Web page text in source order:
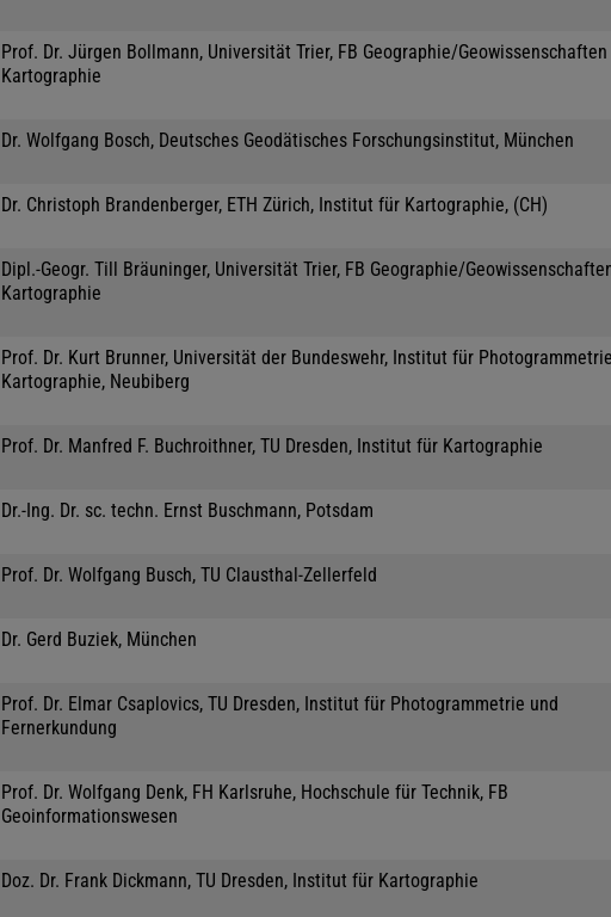
Prof. Dr. Jürgen Bollmann, Universität Trier, FB Geographie/
Kartographie
Dr. Wolfgang Bosch, Deutsches Geodätisches Forschungsinstitut, München
Dr. Christoph Brandenberger, ETH Zürich, Institut für Kartographie, (CH)
Dipl.-Geogr. Till Bräuninger, Universität Trier, FB Geographie/
Kartographie
Prof. Dr. Kurt Brunner, Universität der Bundeswehr, Institut für
Kartographie, Neubiberg
Prof. Dr. Manfred F. Buchroithner, TU Dresden, Institut für Kartographie
Dr.-Ing. Dr. sc. techn. Ernst Buschmann, Potsdam
Prof. Dr. Wolfgang Busch, TU Clausthal-Zellerfeld
Dr. Gerd Buziek, München
Prof. Dr. Elmar Csaplovics, TU Dresden, Institut für Photogrammetrie und
Fernerkundung
Prof. Dr. Wolfgang Denk, FH Karlsruhe, Hochschule für Technik, FB
Geoinformationswesen
Doz. Dr. Frank Dickmann, TU Dresden, Institut für Kartographie